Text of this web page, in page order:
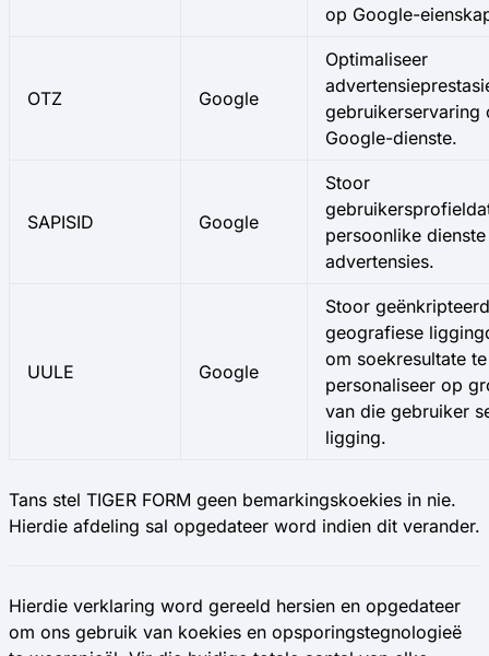
op Google-
OTZ Google
Optimaliseer
gebruikerservaring
Google-dienste.
SAPISID Google
Stoor
persoonlike
advertensies.
UULE Google
Stoor
geografiese
om soekresultate te
personaliseer op
van die gebruiker
ligging.
Tans stel TIGER FORM geen bemarkingskoekies in nie.
Hierdie afdeling sal opgedateer word indien dit verander.
Hierdie verklaring word gereeld hersien en opgedateer
om ons gebruik van koekies en opsporingstegnologieë